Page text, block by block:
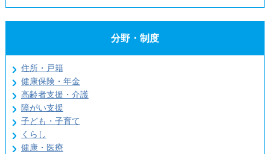
分野・制度
住所・戸籍
健康保険・年金
高齢者支援・介護
障がい支援
子ども・子育て
くらし
健康・医療